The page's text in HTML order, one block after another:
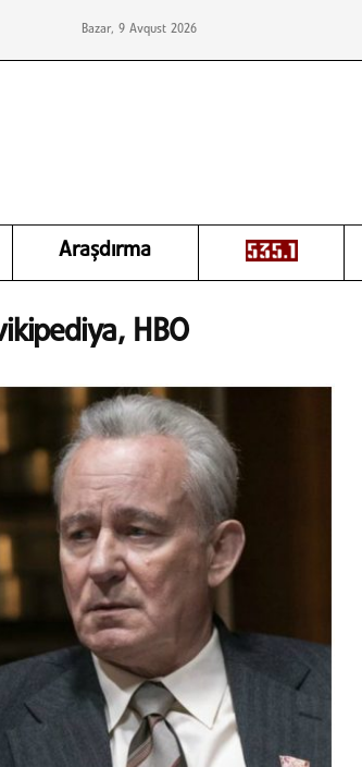
Bazar, 9 Avqust 2026
Araşdırma
HBO